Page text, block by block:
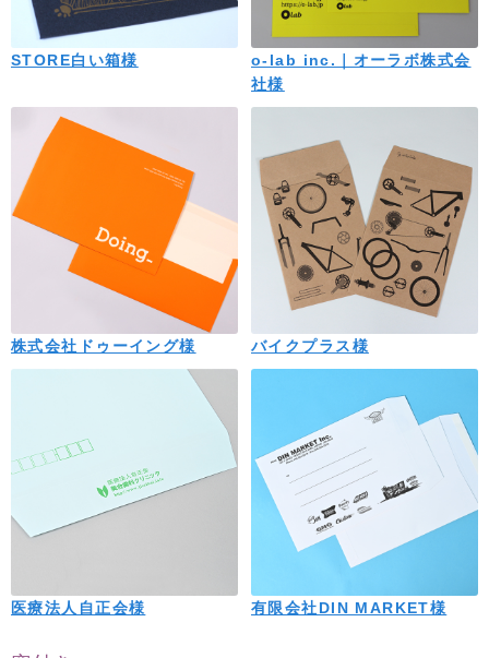
STORE白い箱様
o-lab inc.｜オーラボ株式会
社様
株式会社ドゥーイング様 バイクプラス様
医療法人自正会様 有限会社DIN MARKET様